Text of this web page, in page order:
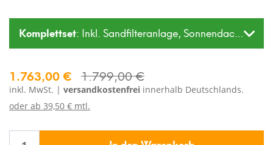
Komplettset: Inkl. Sandfilteranlage, Sonnendach,
1.763,00 € 1.799,00 €
inkl. MwSt. | versandkostenfrei innerhalb Deutschlands.
oder ab 39,50 € mtl.